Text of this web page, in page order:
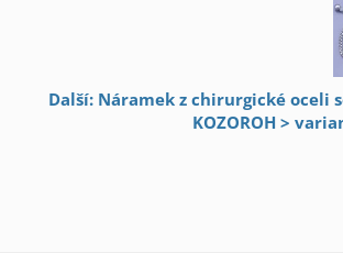
Další: Náramek z chirurgické oceli
KOZOROH >